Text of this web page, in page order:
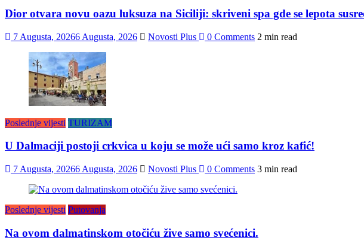
Dior otvara novu oazu luksuza na Siciliji: skriveni spa gde se lepota
7 Augusta, 20266 Augusta, 2026 Novosti Plus 0 Comments 2 min read
Poslednje vijesti TURIZAM
U Dalmaciji postoji crkvica u koju se može ući samo kroz kafić!
7 Augusta, 20266 Augusta, 2026 Novosti Plus 0 Comments 3 min read
Poslednje vijesti Putovanja
Na ovom dalmatinskom otočiću žive samo svećenici.